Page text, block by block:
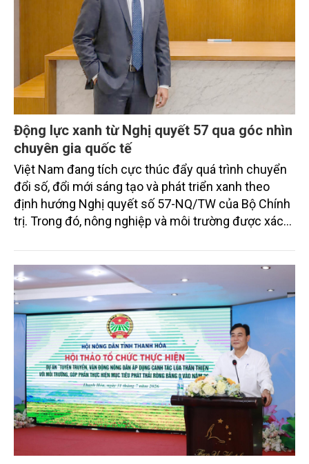
Động lực xanh từ Nghị quyết 57 qua góc nhìn
chuyên gia quốc tế
Việt Nam đang tích cực thúc đẩy quá trình chuyển
đổi số, đổi mới sáng tạo và phát triển xanh theo
định hướng Nghị quyết số 57-NQ/TW của Bộ Chính
trị. Trong đó, nông nghiệp và môi trường được xác
sắc bởi các tiến bộ công nghệ và cam kết bền vững
toàn cầu, đặc biệt là mục tiêu đưa phát thải ròng
bằng 0 (Net-Zero) vào năm 2050.